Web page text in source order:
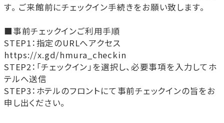
園内に潜む二十八体のねぶた琉球妖怪。
見つけ出し、
妖怪スタンプをGETしよう。
全ての妖怪の特徴や出没場所、対処方法がまとめられ
ているこの琉球妖怪図鑑(台紙)は、
きっと今後の人生の助けになるでしょう。
す。 ご来館前にチェックイン手続きをお願い致します。
■事前チェックインご利用手順
STEP1：指定のURLへアクセス
https://x.gd/hmura_checkin
STEP2：「チェックイン」を選択し、必要事項を入力してホ
テルへ送信
STEP3：ホテルのフロントにて事前チェックインの旨をお
申し出ください。